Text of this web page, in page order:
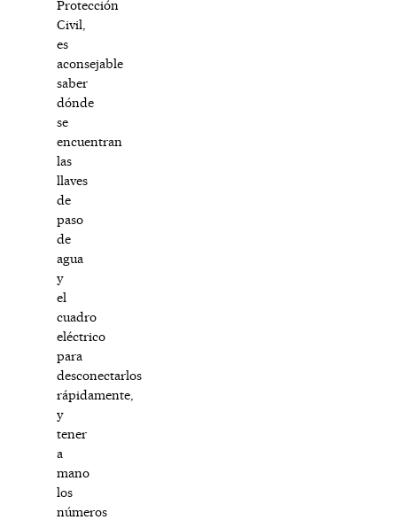
Protección
Civil,
es
aconsejable
saber
dónde
se
encuentran
las
llaves
de
paso
de
agua
y
el
cuadro
eléctrico
para
desconectarlos
rápidamente,
y
tener
a
mano
los
números